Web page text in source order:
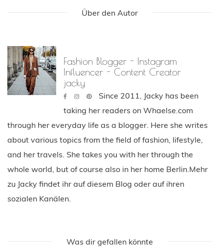
Über den Autor
Fashion Blogger - Instagram
Influencer - Content Creator
jacky
Since 2011, Jacky has been
taking her readers on Whaelse.com
through her everyday life as a blogger. Here she writes
about various topics from the field of fashion, lifestyle,
and her travels. She takes you with her through the
whole world, but of course also in her home Berlin.Mehr
zu Jacky findet ihr auf diesem Blog oder auf ihren
sozialen Kanälen.
Was dir gefallen könnte